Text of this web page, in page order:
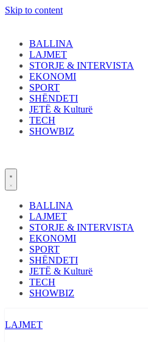
Skip to content
BALLINA
LAJMET
STORJE & INTERVISTA
EKONOMI
SPORT
SHËNDETI
JETË & Kulturë
TECH
SHOWBIZ
BALLINA
LAJMET
STORJE & INTERVISTA
EKONOMI
SPORT
SHËNDETI
JETË & Kulturë
TECH
SHOWBIZ
LAJMET